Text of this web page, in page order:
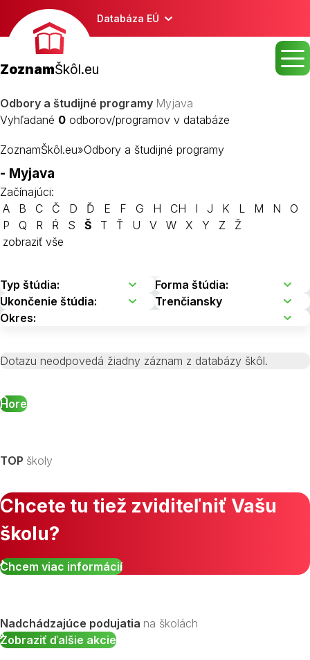
Databáza EÚ
ZoznamŠkôl.eu
Odbory a študijné programy Myjava
Vyhľadané 0 odborov/programov v databáze
ZoznamŠkôl.eu»Odbory a študijné programy
- Myjava
Začínajúci:
A
B C Č D Ď E F G H CH I J K L M N
O
P
Q R Ŕ S Š T Ť U V W X Y Z
Ž
zobraziť vše
Dotazu neodpovedá žiadny záznam z databázy škôl.
Hore
TOP školy
Chcete tu tiež zviditeľniť Vašu
školu?
Chcem viac informácií
Nadchádzajúce podujatia na školách
Zobraziť ďalšie akcie